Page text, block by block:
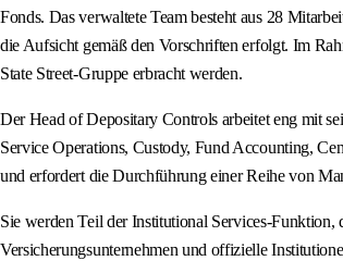
Fonds. Das verwaltete Team besteht aus 28
die Aufsicht gemäß den Vorschriften erfolgt. Im
State Street-Gruppe erbracht werden.
Der Head of Depositary Controls arbeitet eng mit
Service Operations, Custody, Fund Accounting,
und erfordert die Durchführung einer Reihe von
Sie werden Teil der Institutional Services-
Versicherungsunternehmen und offizielle